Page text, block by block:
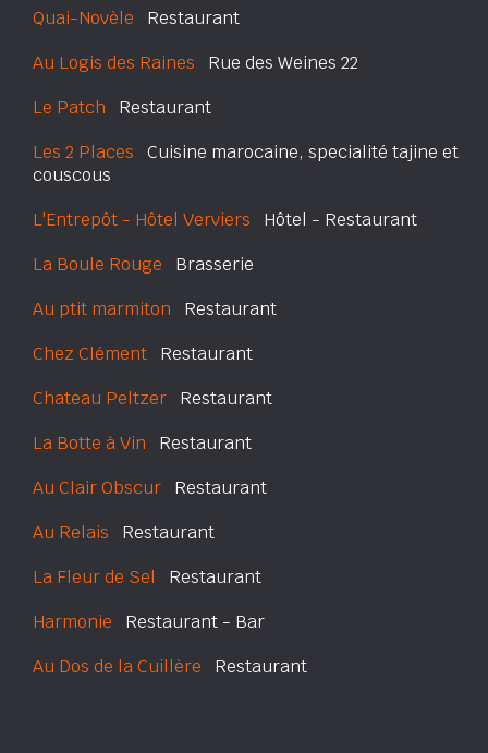
Quai-Novèle Restaurant
Au Logis des Raines Rue des Weines 22
Le Patch Restaurant
Les 2 Places Cuisine marocaine, specialité tajine et
couscous
L'Entrepôt - Hôtel Verviers Hôtel - Restaurant
La Boule Rouge Brasserie
Au ptit marmiton Restaurant
Chez Clément Restaurant
Chateau Peltzer Restaurant
La Botte à Vin Restaurant
Au Clair Obscur Restaurant
Au Relais Restaurant
La Fleur de Sel Restaurant
Harmonie Restaurant - Bar
Au Dos de la Cuillère Restaurant